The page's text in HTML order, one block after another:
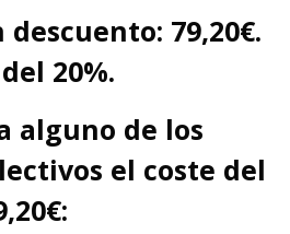
descuento: 79,20€.
20%.
alguno de los
el coste del
€: